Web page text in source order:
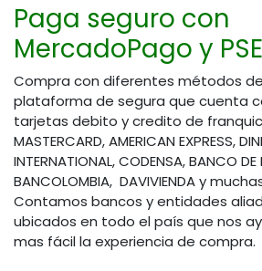
Paga seguro con
MercadoPago y PSE
Compra con diferentes métodos
plataforma de segura que cuenta
tarjetas debito y credito de
MASTERCARD, AMERICAN EXPRESS,
INTERNATIONAL, CODENSA, BANCO
BANCOLOMBIA, DAVIVIENDA y
Contamos bancos y entidades
ubicados en todo el país que nos
mas fácil la experiencia de compra.